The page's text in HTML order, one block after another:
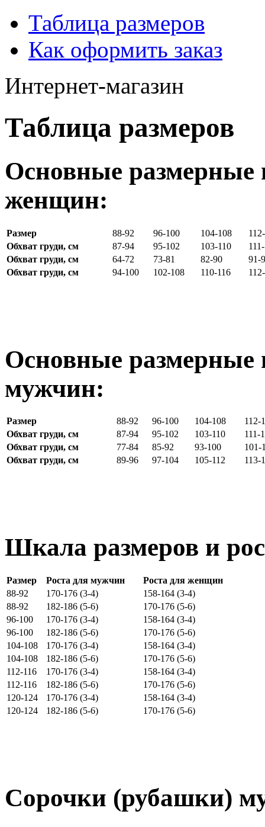
Таблица размеров
Как оформить заказ
Интернет-магазин
Таблица размеров
Основные размерные
женщин:
Размер 88-92 96-100 104-108
Обхват груди, см
87-94 95-102 103-110
Обхват груди, см
64-72 73-81 82-90
91-
Обхват груди, см
94-100 102-108 110-116
Основные размерные
мужчин:
Размер 88-92 96-100 104-108
112-
Обхват груди, см
87-94 95-102 103-110
111-
Обхват груди, см
77-84 85-92 93-100
101-
Обхват груди, см
89-96 97-104 105-112 113-
Шкала размеров и
Размер Роста для мужчин
Роста для женщин
88-92
170-176 (3-4)
158-164 (3-4)
88-92
182-186 (5-6)
170-176 (5-6)
96-100
170-176 (3-4)
158-164 (3-4)
96-100
182-186 (5-6)
170-176 (5-6)
104-108
170-176 (3-4)
158-164 (3-4)
104-108
182-186 (5-6)
170-176 (5-6)
112-116
170-176 (3-4)
158-164 (3-4)
112-116
182-186 (5-6)
170-176 (5-6)
120-124
170-176 (3-4)
158-164 (3-4)
120-124
182-186 (5-6) 170-176 (5-6)
Сорочки (рубашки)